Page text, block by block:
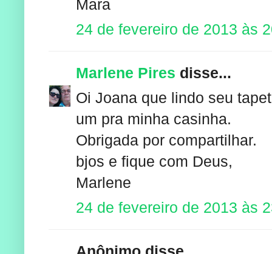
Mara
24 de fevereiro de 2013 às
Marlene Pires disse...
Oi Joana que lindo seu
um pra minha casinha.
Obrigada por compartilhar.
bjos e fique com Deus,
Marlene
24 de fevereiro de 2013 às